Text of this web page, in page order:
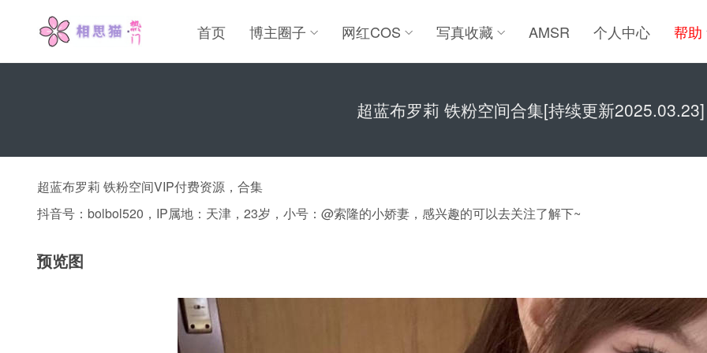
首页 博主圈子 网红COS 写真收藏 AMSR 个人中心 帮助
超蓝布罗莉 铁粉空间合集[持续更新2025.03.23]
超蓝布罗莉 铁粉空间VIP付费资源，合集
抖音号：bolbol520，IP属地：天津，23岁，小号：@索隆的小娇妻，感兴趣的可以去关注了解下~
预览图